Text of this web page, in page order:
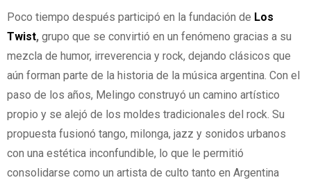
Poco tiempo después participó en la fundación de Los
Twist, grupo que se convirtió en un fenómeno gracias a su
mezcla de humor, irreverencia y rock, dejando clásicos que
aún forman parte de la historia de la música argentina. Con el
paso de los años, Melingo construyó un camino artístico
propio y se alejó de los moldes tradicionales del rock. Su
propuesta fusionó tango, milonga, jazz y sonidos urbanos
con una estética inconfundible, lo que le permitió
consolidarse como un artista de culto tanto en Argentina